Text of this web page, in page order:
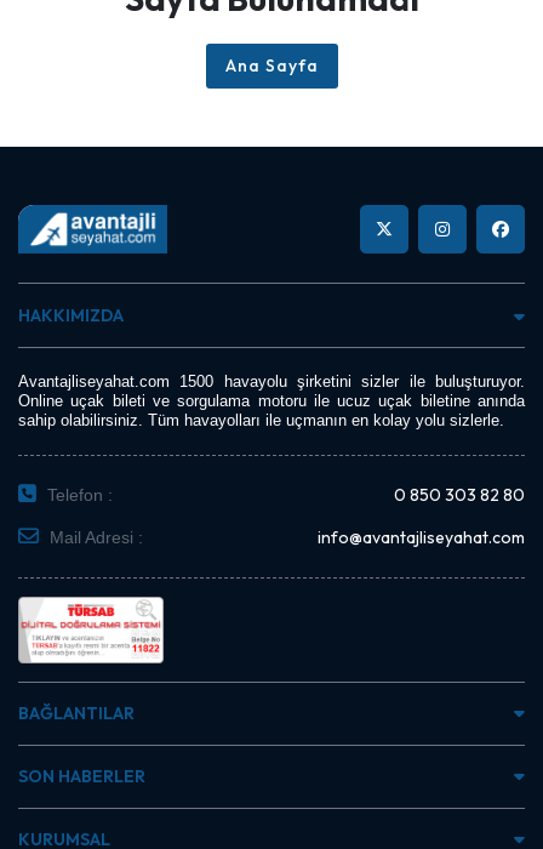
Ana Sayfa
HAKKIMIZDA
Avantajliseyahat.com 1500 havayolu şirketini sizler ile buluşturuyor.
Online uçak bileti ve sorgulama motoru ile ucuz uçak biletine anında
sahip olabilirsiniz. Tüm havayolları ile uçmanın en kolay yolu sizlerle.
Telefon : 0 850 303 82 80
Mail Adresi : info@avantajliseyahat.com
BAĞLANTILAR
SON HABERLER
KURUMSAL